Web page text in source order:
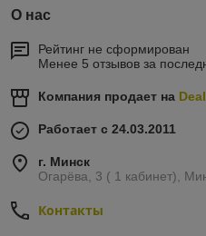
О нас
Рейтинг не сформирован
Менее 5 отзывов за
Компания продает на
Работает с 24.03.2011
г. Минск
Огарёва, 3 ( 1 кабинет),
Контакты